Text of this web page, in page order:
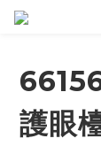
護眼